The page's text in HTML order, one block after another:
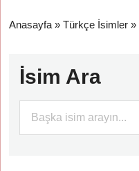
Anasayfa »Türkçe İsimler »
İsim Ara